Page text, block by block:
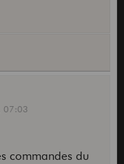
07:03
commandes du